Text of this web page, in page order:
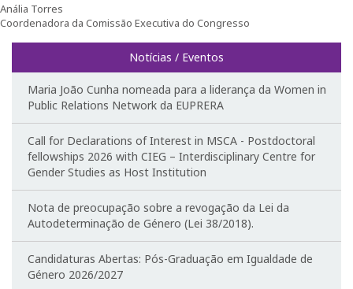
Contactos
Temáticas de Investigação
Projetos em curso
Projetos Concluídos
Parcerias
Investigar no CIEG
Anália Torres
Coordenadora da Comissão Executiva do Congresso
Notícias / Eventos
Maria João Cunha nomeada para a liderança da Women in
Public Relations Network da EUPRERA
Call for Declarations of Interest in MSCA - Postdoctoral
fellowships 2026 with CIEG – Interdisciplinary Centre for
Gender Studies as Host Institution
Nota de preocupação sobre a revogação da Lei da
Autodeterminação de Género (Lei 38/2018).
Candidaturas Abertas: Pós-Graduação em Igualdade de
Género 2026/2027